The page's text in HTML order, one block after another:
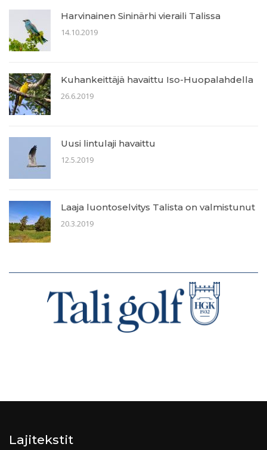
Harvinainen Sininärhi vieraili Talissa
14.10.2019
Kuhankeittäjä havaittu Iso-Huopalahdella
26.6.2019
Uusi lintulaji havaittu
12.5.2019
Laaja luontoselvitys Talista on valmistunut
20.3.2019
Lajitekstit